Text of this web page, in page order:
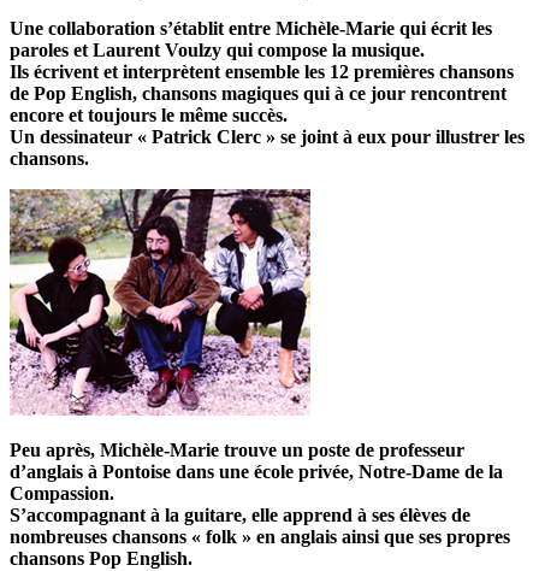
Une collaboration s’établit entre Michèle-Marie qui écrit les
paroles et Laurent Voulzy qui compose la musique.
Ils écrivent et interprètent ensemble les 12 premières chansons
de Pop English, chansons magiques qui à ce jour rencontrent
encore et toujours le même succès.
Un dessinateur « Patrick Clerc » se joint à eux pour illustrer les
chansons.
Peu après, Michèle-Marie trouve un poste de professeur
d’anglais à Pontoise dans une école privée, Notre-Dame de la
Compassion.
S’accompagnant à la guitare, elle apprend à ses élèves de
nombreuses chansons « folk » en anglais ainsi que ses propres
chansons Pop English.